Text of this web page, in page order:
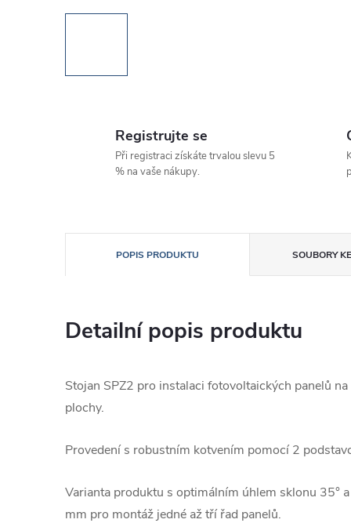
Registrujte se
Při registraci získáte trvalou slevu 5
% na vaše nákupy.
POPIS PRODUKTU SOUBORY
Detailní popis produktu
Stojan SPZ2 pro instalaci fotovoltaických panelů
plochy.
Provedení s robustním kotvením pomocí 2
Varianta produktu s optimálním úhlem sklonu 35°
mm pro montáž jedné až tří řad panelů.